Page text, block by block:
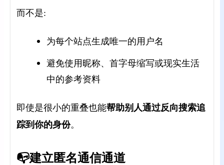
而不是:
为每个站点生成唯一的用户名
避免使用昵称、首字母缩写或现实生活
中的参考资料
即使是很小的重叠也能帮助别人通过反向搜索追
踪到你的身份。
📭建立匿名通信通道